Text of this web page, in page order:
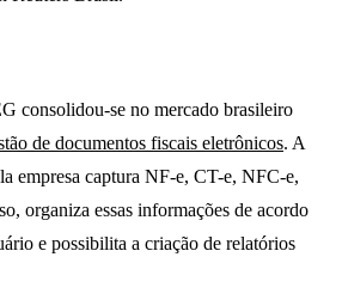
consolidou-se no mercado brasileiro
de documentos fiscais eletrônicos. A
empresa captura NF-e, CT-e, NFC-e,
organiza essas informações de acordo
e possibilita a criação de relatórios